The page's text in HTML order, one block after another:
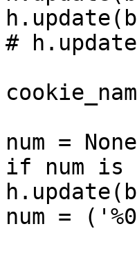
#
num = None
if num is
num =